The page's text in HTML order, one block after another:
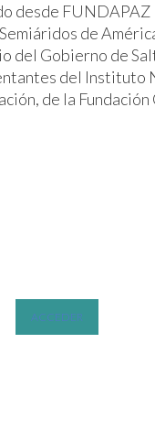
desde
de
del Gobierno de
del Instituto
de la
ACCEDER